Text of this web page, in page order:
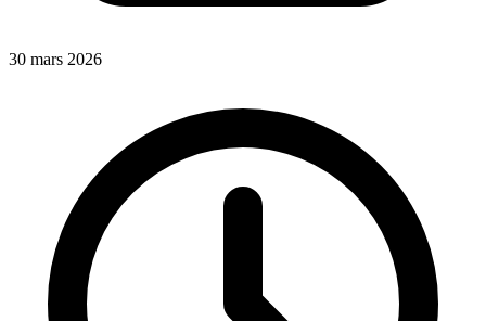
30 mars 2026